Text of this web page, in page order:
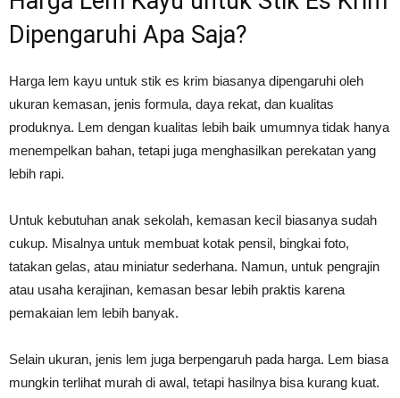
Dipengaruhi Apa Saja?
Harga lem kayu untuk stik es krim biasanya dipengaruhi oleh
ukuran kemasan, jenis formula, daya rekat, dan kualitas
produknya. Lem dengan kualitas lebih baik umumnya tidak hanya
menempelkan bahan, tetapi juga menghasilkan perekatan yang
lebih rapi.
Untuk kebutuhan anak sekolah, kemasan kecil biasanya sudah
cukup. Misalnya untuk membuat kotak pensil, bingkai foto,
tatakan gelas, atau miniatur sederhana. Namun, untuk pengrajin
atau usaha kerajinan, kemasan besar lebih praktis karena
pemakaian lem lebih banyak.
Selain ukuran, jenis lem juga berpengaruh pada harga. Lem biasa
mungkin terlihat murah di awal, tetapi hasilnya bisa kurang kuat.